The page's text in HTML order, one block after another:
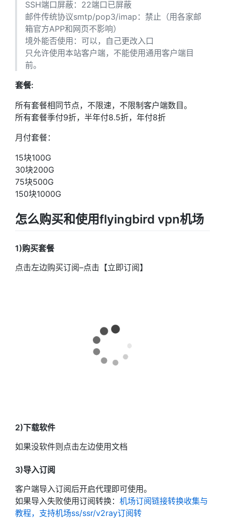
SSH端口屏蔽：22端口已屏蔽
邮件传统协议smtp/pop3/imap：禁止（用各家邮
箱官方APP和网页不影响）
境外能否使用：可以，自己更改入口
只允许使用本站客户端，不能使用通用客户端目
前。
套餐:
所有套餐相同节点，不限速，不限制客户端数目。
所有套餐季付9折，半年付8.5折，年付8折
月付套餐：
15块100G
30块200G
75块500G
150块1000G
怎么购买和使用flyingbird vpn机场
1)购买套餐
点击左边购买订阅–点击【立即订阅】
2)下载软件
如果没软件则点击左边使用文档
3)导入订阅
客户端导入订阅后开启代理即可使用。
如果导入失败使用订阅转换： 机场订阅链接转换收集与
教程，支持机场ss/ssr/v2ray订阅转